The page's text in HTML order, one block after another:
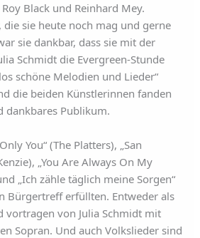
Black und Reinhard Mey.
die sie heute noch mag und gerne
sie dankbar, dass sie mit der
Schmidt die Evergreen-Stunde
schöne Melodien und Lieder“
die beiden Künstlerinnen fanden
dankbares Publikum.
You“ (The Platters), „San
„You Are Always On My
„Ich zähle täglich meine Sorgen“
Bürgertreff erfüllten. Entweder als
vortragen von Julia Schmidt mit
Sopran. Und auch Volkslieder sind